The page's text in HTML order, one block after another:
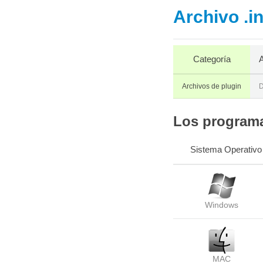
Archivo
Categoría
Archivos de plugin
Los
Sistema Operativo
Windows
MAC